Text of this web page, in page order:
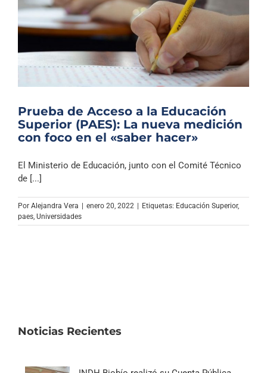
Prueba de Acceso a la Educación
Superior (PAES): La nueva medición
con foco en el «saber hacer»
El Ministerio de Educación, junto con el Comité Técnico
de [...]
Por Alejandra Vera enero 20, 2022 Etiquetas: Educación Superior,
paes, Universidades
Noticias Recientes